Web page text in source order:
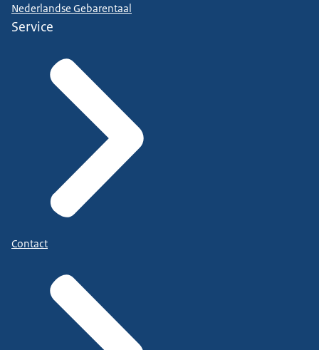
Nederlandse Gebarentaal
Service
Contact